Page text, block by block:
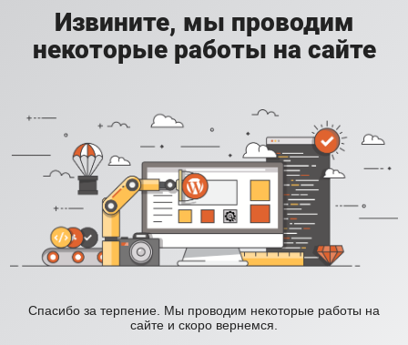
Извините, мы проводим
некоторые работы на сайте
Спасибо за терпение. Мы проводим некоторые работы на
сайте и скоро вернемся.